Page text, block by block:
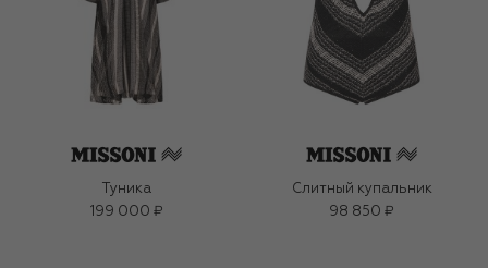
Туника
199 000 ₽
Слитный купальник
98 850 ₽